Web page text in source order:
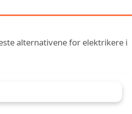
alternativene for elektrikere i